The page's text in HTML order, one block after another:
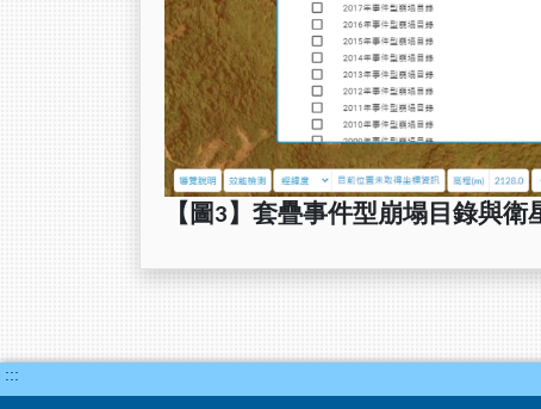
【圖3】套疊事件型崩塌目錄與
:::